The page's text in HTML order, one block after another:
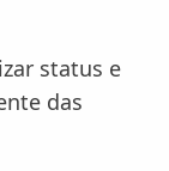
status e
das